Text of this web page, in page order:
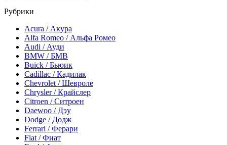
Рубрики
Acura / Акура
Alfa Romeo / Альфа Ромео
Audi / Ауди
BMW / БМВ
Buick / Бьюик
Cadillac / Кадилак
Chevrolet / Шевроле
Chrysler / Крайслер
Citroen / Ситроен
Daewoo / Дэу
Dodge / Додж
Ferrari / Ферари
Fiat / Фиат